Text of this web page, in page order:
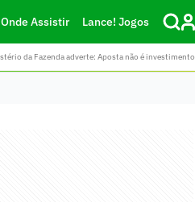
Onde Assistir Lance! Jogos
da Fazenda adverte: Aposta não é investimento